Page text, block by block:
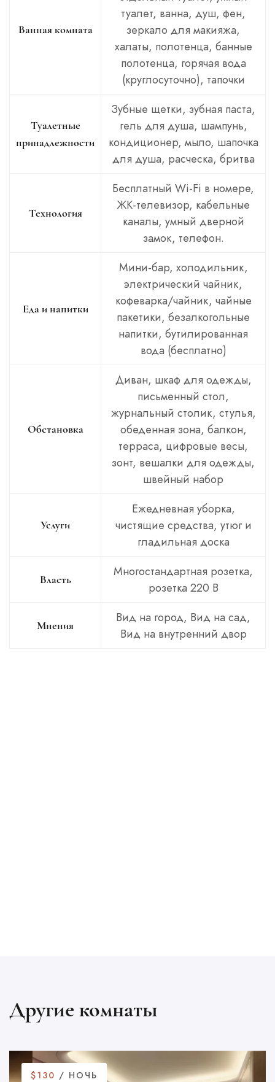
Ванная комната
туалет, ванна, душ, фен,
зеркало для макияжа,
халаты, полотенца, банные
полотенца, горячая вода
(круглосуточно), тапочки
Туалетные
принадлежности
Зубные щетки, зубная паста,
гель для душа, шампунь,
кондиционер, мыло, шапочка
для душа, расческа, бритва
Технология
Бесплатный Wi-Fi в номере,
ЖК-телевизор, кабельные
каналы, умный дверной
замок, телефон.
Еда и напитки
Мини-бар, холодильник,
электрический чайник,
кофеварка/чайник, чайные
пакетики, безалкогольные
напитки, бутилированная
вода (бесплатно)
Обстановка
Диван, шкаф для одежды,
письменный стол,
журнальный столик, стулья,
обеденная зона, балкон,
терраса, цифровые весы,
зонт, вешалки для одежды,
швейный набор
Услуги
Ежедневная уборка,
чистящие средства, утюг и
гладильная доска
Власть
Многостандартная розетка,
розетка 220 В
Мнения
Вид на город, Вид на сад,
Вид на внутренний двор
Другие комнаты
$130 / НОЧЬ